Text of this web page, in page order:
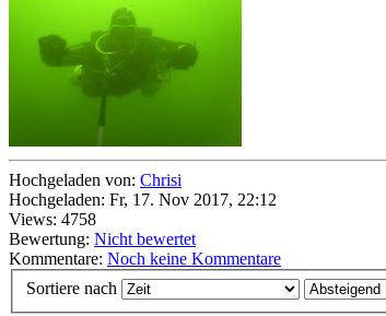
Hochgeladen von: Chrisi
Hochgeladen: Fr, 17. Nov 2017, 22:12
Views: 4758
Bewertung: Nicht bewertet
Kommentare: Noch keine Kommentare
Sortiere nach